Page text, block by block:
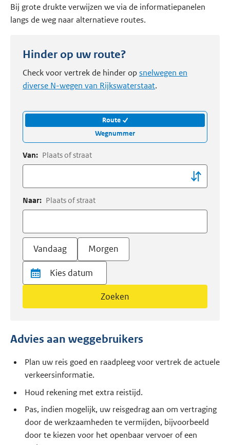
Bij grote drukte verwijzen we via de informatiepanelen
langs de weg naar alternatieve routes.
Hinder op uw route?
Check voor vertrek de hinder opsnelwegen en
diverse N-wegen van Rijkswaterstaat.
Route
Wegnummer
Van: Plaats of straat
Naar: Plaats of straat
Vandaag Morgen
Zoeken
Advies aan weggebruikers
Plan uw reis goed en raadpleeg voor vertrek de actuele
verkeersinformatie.
Houd rekening met extra reistijd.
Pas, indien mogelijk, uw reisgedrag aan om vertraging
door de werkzaamheden te vermijden, bijvoorbeeld
door te kiezen voor het openbaar vervoer of een